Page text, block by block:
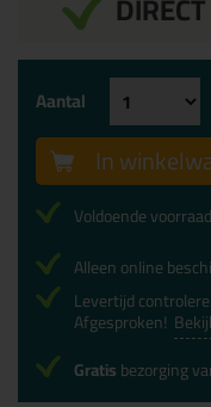
Aantal
In
Voldoende voorraad
Alleen online
Levertijd
Afgesproken!
Gratisbezorging